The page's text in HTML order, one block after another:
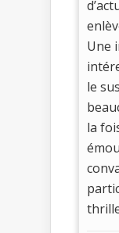
Une
le
la